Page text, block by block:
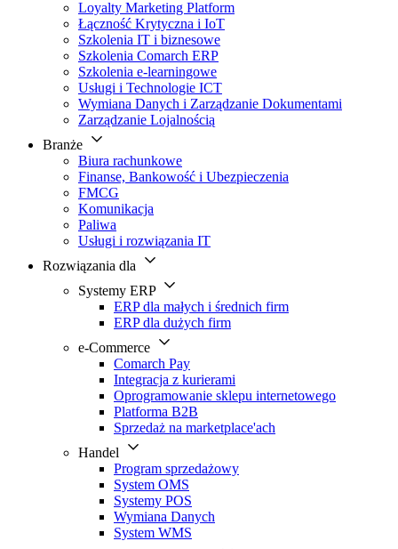
Loyalty Marketing Platform
Łączność Krytyczna i IoT
Szkolenia IT i biznesowe
Szkolenia Comarch ERP
Szkolenia e-learningowe
Usługi i Technologie ICT
Wymiana Danych i Zarządzanie Dokumentami
Zarządzanie Lojalnością
Branże
Biura rachunkowe
Finanse, Bankowość i Ubezpieczenia
FMCG
Komunikacja
Paliwa
Usługi i rozwiązania IT
Rozwiązania dla
Systemy ERP
ERP dla małych i średnich firm
ERP dla dużych firm
e-Commerce
Comarch Pay
Integracja z kurierami
Oprogramowanie sklepu internetowego
Platforma B2B
Sprzedaż na marketplace'ach
Handel
Program sprzedażowy
System OMS
Systemy POS
Wymiana Danych
System WMS